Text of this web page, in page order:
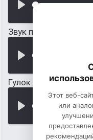
Звук пластиковых
Гулок паровоза
Этот веб-
или